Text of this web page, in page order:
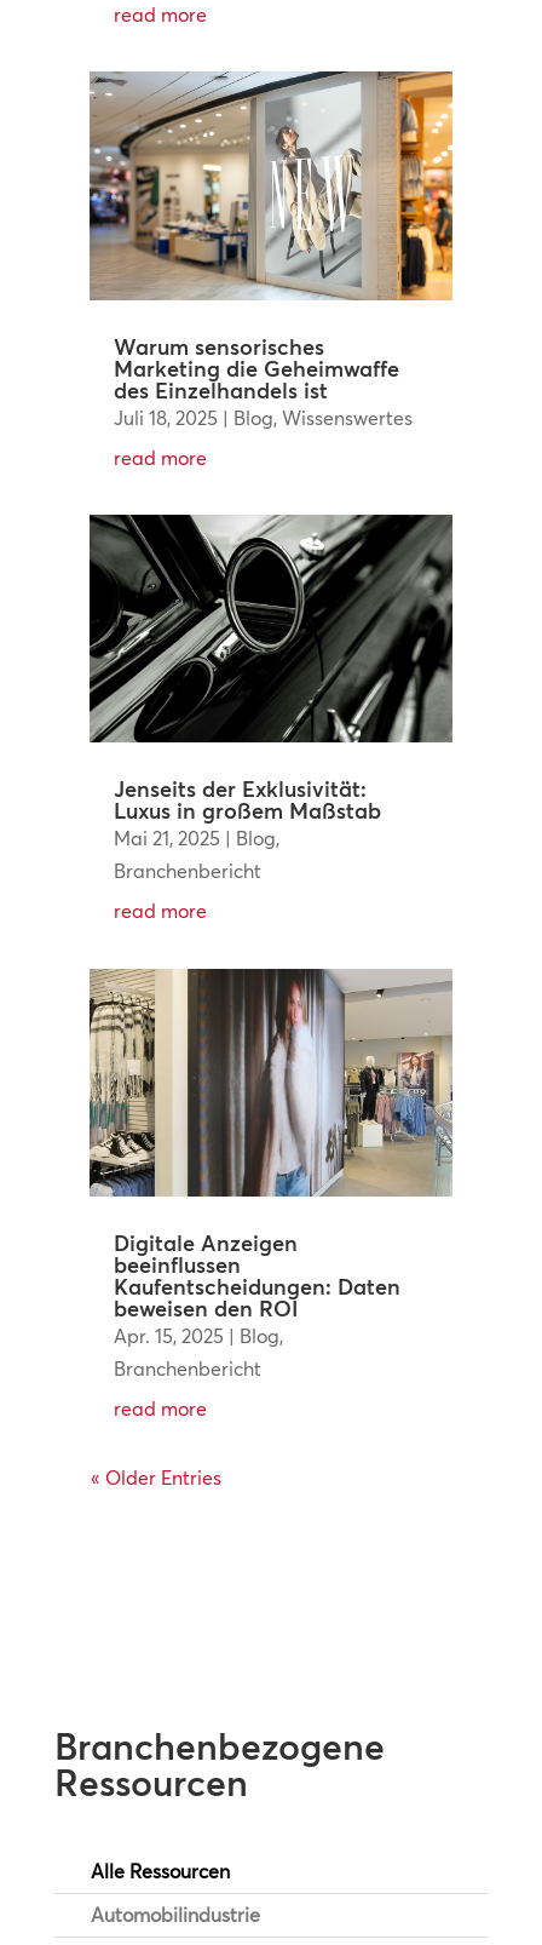
read more
Warum sensorisches
Marketing die Geheimwaffe
des Einzelhandels ist
Juli 18, 2025 | Blog, Wissenswertes
read more
Jenseits der Exklusivität:
Luxus in großem Maßstab
Mai 21, 2025 | Blog,
Branchenbericht
read more
Digitale Anzeigen
beeinflussen
Kaufentscheidungen: Daten
beweisen den ROI
Apr. 15, 2025 | Blog,
Branchenbericht
read more
« Older Entries
Branchenbezogene
Ressourcen
Alle Ressourcen
Automobilindustrie